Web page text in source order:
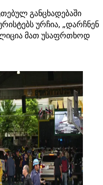
განცხადებაში
ურჩია, „დარჩნენ
მათ უსაფრთხოდ